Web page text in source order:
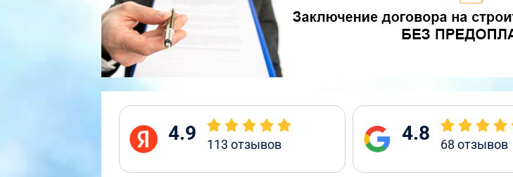
4.9 113 отзывов 4.8 68 отзывов